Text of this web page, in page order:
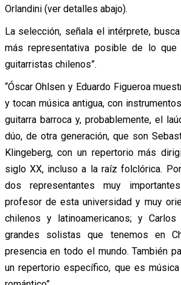
Orlandini (ver detalles abajo).
La selección, señala el intérprete,
más representativa posible de lo que
guitarristas chilenos”.
“Óscar Ohlsen y Eduardo Figueroa
y tocan música antigua, con
guitarra barroca y, probablemente, el
dúo, de otra generación, que son
Klingeberg, con un repertorio más
siglo XX, incluso a la raíz folclórica.
dos representantes muy
profesor de esta universidad y muy
chilenos y latinoamericanos; y
grandes solistas que tenemos en
presencia en todo el mundo. También
un repertorio específico, que es